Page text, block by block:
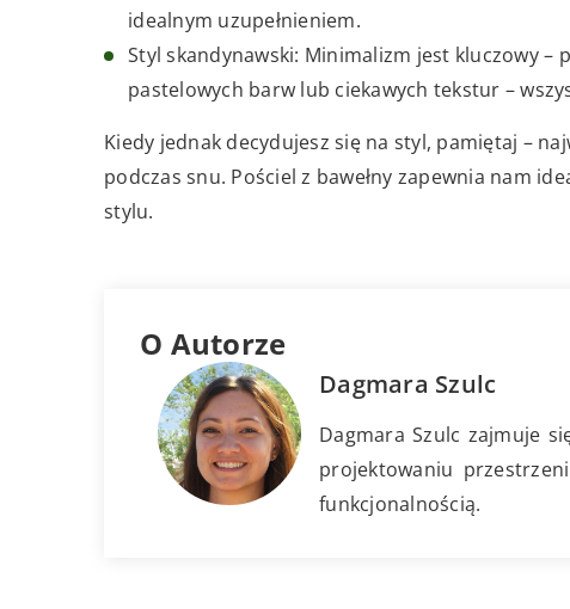
idealnym uzupełnieniem.
Styl skandynawski: Minimalizm jest kluczowy –
pastelowych barw lub ciekawych tekstur –
Kiedy jednak decydujesz się na styl, pamiętaj –
podczas snu. Pościel z bawełny zapewnia nam
stylu.
O Autorze
Dagmara Szulc
Dagmara Szulc zajmuje
projektowaniu
funkcjonalnością.